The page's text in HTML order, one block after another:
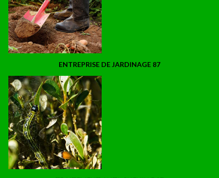
ENTREPRISE DE JARDINAGE 87